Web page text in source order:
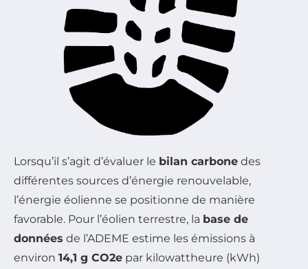
Lorsqu’il s’agit d’évaluer le bilan carbone des
différentes sources d’énergie renouvelable,
l’énergie éolienne se positionne de manière
favorable. Pour l’éolien terrestre, la base de
données de l’ADEME estime les émissions à
environ 14,1 g CO2e par kilowattheure (kWh)